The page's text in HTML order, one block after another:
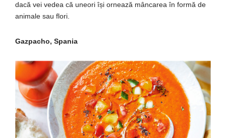
dacă vei vedea că uneori își ornează mâncarea în formă de
animale sau flori.
Gazpacho, Spania